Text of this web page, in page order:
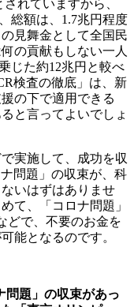
れていますから、
総額は、1.7兆円程度
見舞金として全国民
の貢献もしない一人
じた約12兆円と較べ
検査の徹底」は、新
の下で適用できる
と言ってよいでしょ
実施して、成功を収
問題」の収束が、科
いはずはありませ
て、「コロナ問題」
どで、不要のお金を
能となるのです。
題」の収束があっ